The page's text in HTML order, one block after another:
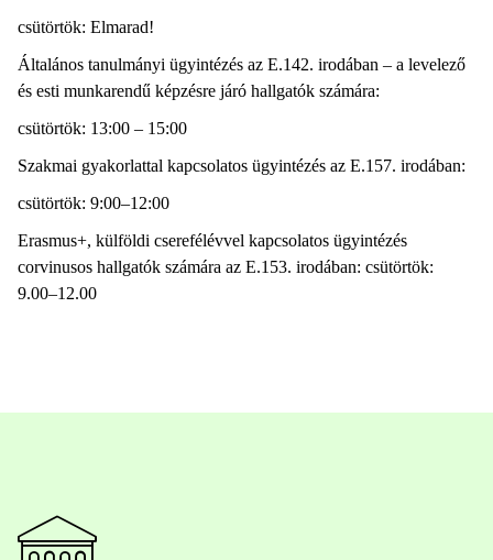
csütörtök: Elmarad!
Általános tanulmányi ügyintézés az E.142. irodában – a levelező
és esti munkarendű képzésre járó hallgatók számára:
csütörtök: 13:00 – 15:00
Szakmai gyakorlattal kapcsolatos ügyintézés az E.157. irodában:
csütörtök: 9:00–12:00
Erasmus+, külföldi cserefélévvel kapcsolatos ügyintézés
corvinusos hallgatók számára az E.153. irodában: csütörtök:
9.00–12.00